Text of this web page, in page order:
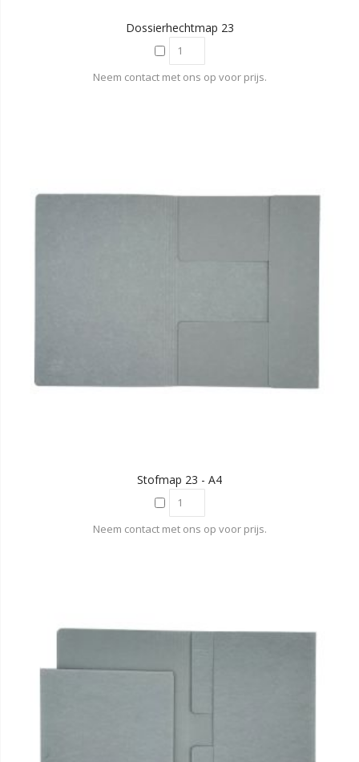
Dossierhechtmap 23
Neem contact met ons op voor prijs.
Stofmap 23 - A4
Neem contact met ons op voor prijs.